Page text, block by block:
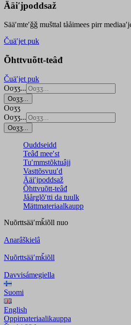
Ääiʹjpoddsaž
Sääʹmteʹǧǧ mušttal tååimees pirr
Čuäʹjet puk
Õhttvuõtt-teâđ
Čuäʹjet puk
Ooʒʒ...
Ooʒʒ...
Ooʒʒ
Ooʒʒ...
Ooʒʒ...
Ouddseidd
Teâđ meeʹst
Tuʹmmstõktuâjj
Vasttõsvuuʹd
Ääiʹjpoddsaž
Õhttvuõtt-teâđ
Jåårǥlõʹtti da tuulk
Mättmateriaalkaupp
Nuõrttsääʹmǩiõll nuo
Anarâškielâ
Nuõrttsääʹmǩiõll
Davvisámegiella
Suomi
English
Oppimateriaalikauppa